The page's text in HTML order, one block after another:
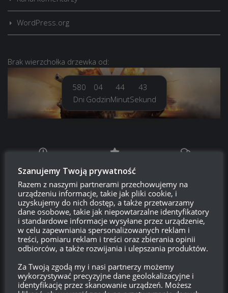
WordPress.org
Brak wierzchołka drzewka od:
580
Dni
04
Godzin
44
Minut
44
Sekund
WORLD OF TANKS
Prsoto z Supertestu: Zmiany parametrów
AMX 29 Bélier
14:23, 6 LIPCA 2026
PROSTO Z SUPERTESTU/WORLD OF TANKS
VK 45.01 (P) – kolejny pojazd z współpracy
14:15, 6 LIPCA 2026
LEAK/PATCHE/WORLD OF TANKS
Szanujemy Twoją prywatność
Razem z naszymi partnerami przechowujemy na
urządzeniu informacje, takie jak pliki cookie, i
uzyskujemy do nich dostęp, a także przetwarzamy
dane osobowe, takie jak niepowtarzalne identyfikatory
i standardowe informacje wysyłane przez urządzenie,
w celu zapewniania spersonalizowanych reklam i
treści, pomiaru reklam i treści oraz zbierania opinii
odbiorców, a także rozwijania i ulepszania produktów.
Za Twoją zgodą my i nasi partnerzy możemy
wykorzystywać precyzyjne dane geolokalizacyjne i
identyfikację przez skanowanie urządzeń. Możesz